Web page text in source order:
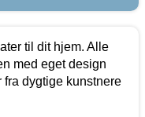
til dit hjem. Alle
med eget design
dygtige kunstnere